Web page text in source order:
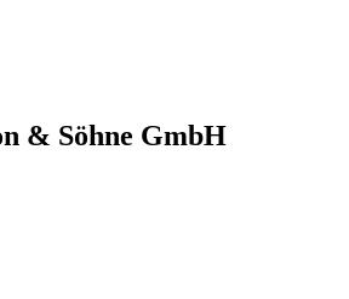
& Söhne GmbH